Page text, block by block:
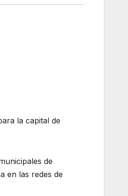
la capital de
de
en las redes de